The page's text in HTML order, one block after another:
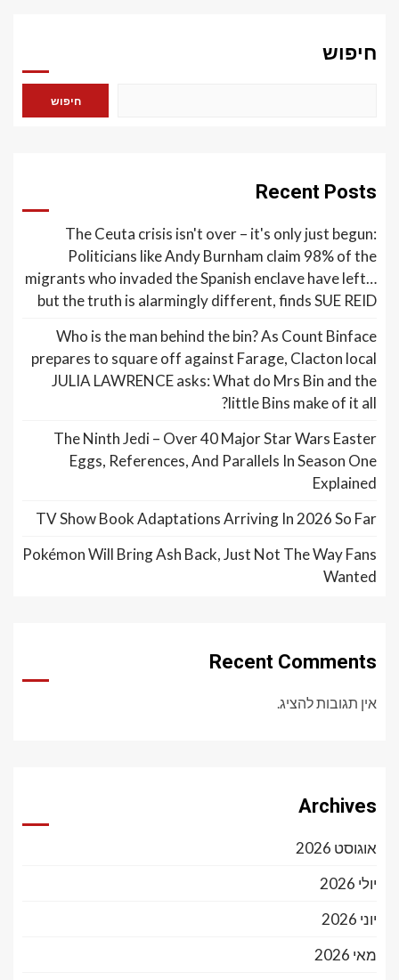
חיפוש
חיפוש
Recent Posts
The Ceuta crisis isn't over – it's only just begun:
Politicians like Andy Burnham claim 98% of the
migrants who invaded the Spanish enclave have left…
but the truth is alarmingly different, finds SUE REID
Who is the man behind the bin? As Count Binface
prepares to square off against Farage, Clacton local
JULIA LAWRENCE asks: What do Mrs Bin and the
little Bins make of it all?
The Ninth Jedi – Over 40 Major Star Wars Easter
Eggs, References, And Parallels In Season One
Explained
TV Show Book Adaptations Arriving In 2026 So Far
Pokémon Will Bring Ash Back, Just Not The Way Fans
Wanted
Recent Comments
אין תגובות להציג.
Archives
אוגוסט 2026
יולי 2026
יוני 2026
מאי 2026